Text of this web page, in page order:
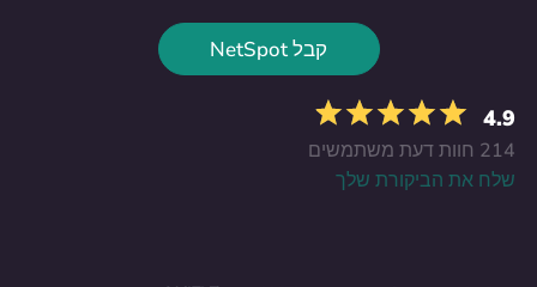
קבל NetSpot
4.9
214 חוות דעת משתמשים
שלח את הביקורת שלך